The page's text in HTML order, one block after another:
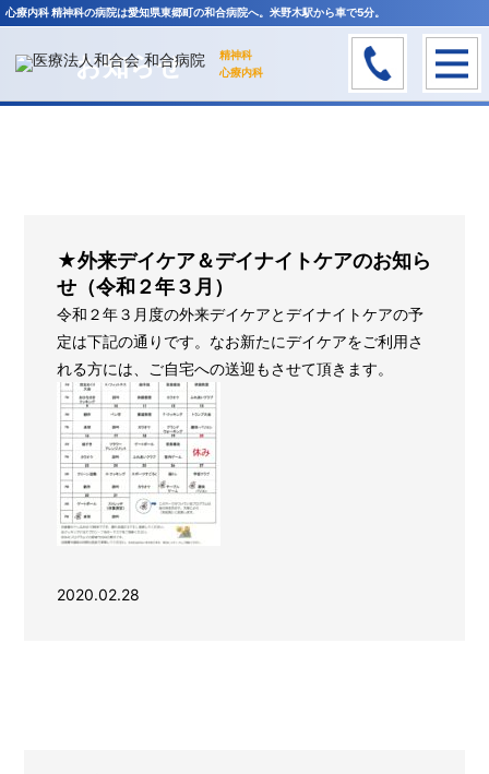
心療内科 精神科の病院は愛知県東郷町の和合病院へ。米野木駅から車で5分。
精神科
心療内科
HOME> お知らせ>★外来デイケア＆デイナイトケアのお知らせ（令和２年３月）
お知らせ
★外来デイケア＆デイナイトケアのお知ら
せ（令和２年３月）
令和２年３月度の外来デイケアとデイナイトケアの予
定は下記の通りです。なお新たにデイケアをご利用さ
れる方には、ご自宅への送迎もさせて頂きます。
2020.02.28